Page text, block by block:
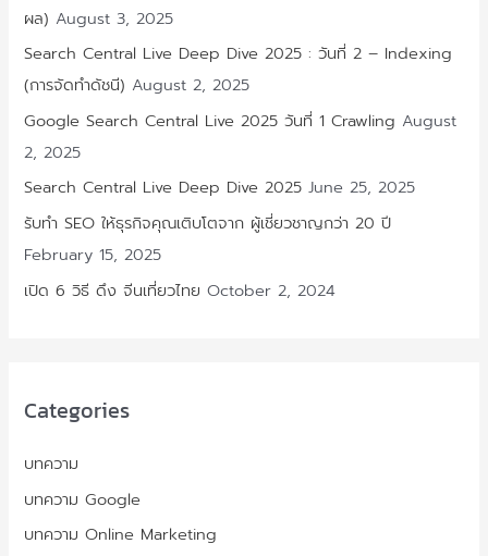
ผล) August 3, 2025
Search Central Live Deep Dive 2025 : วันที่ 2 – Indexing
(การจัดทำดัชนี) August 2, 2025
Google Search Central Live 2025 วันที่ 1 Crawling August
2, 2025
Search Central Live Deep Dive 2025 June 25, 2025
รับทำ SEO ให้ธุรกิจคุณเติบโตจาก ผู้เชี่ยวชาญกว่า 20 ปี
February 15, 2025
เปิด 6 วิธี ดึง จีนเที่ยวไทย October 2, 2024
Categories
บทความ
บทความ Google
บทความ Online Marketing